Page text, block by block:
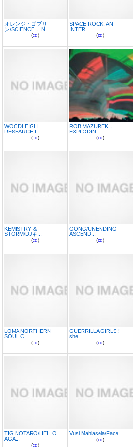
オレンジ・ゴブリ
ン/SCIENCE， N...
(cd)
SPACE ROCK: AN
INTER...
(cd)
WOODLEIGH
RESEARCH F...
(cd)
ROB MAZUREK，
EXPLODIN...
(cd)
KEMISTRY ＆
STORM/DJキ...
(cd)
GONG/UNENDING
ASCEND...
(cd)
LOMA NORTHERN
SOUL C...
(cd)
GUERRILLA GIRLS！
she...
(cd)
TIG NOTARO/HELLO
AGA...
(cd)
Vusi Mahlasela/Face ...
(cd)